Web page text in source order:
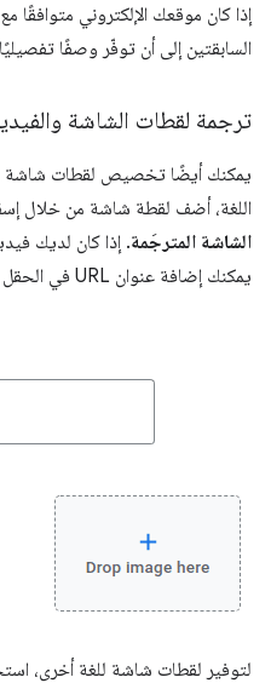
إذا كان موقعك الإلكتروني متوافقًا
السابقتين إلى أن توفّر وصفًا
ترجمة لقطات الشاشة
يمكنك أيضًا تخصيص لقطات شاشة
اللغة، أضف لقطة شاشة من خلال
الشاشة المترجَمة
يمكنك إضافة عنوان URL في الحقل
لتوفير لقطات شاشة للغة أخرى،